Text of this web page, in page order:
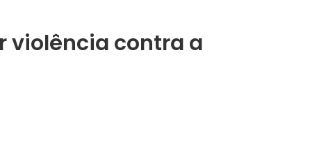
violência contra a